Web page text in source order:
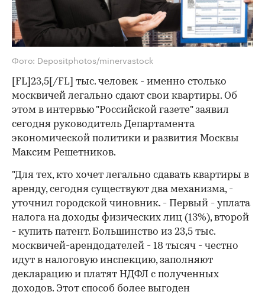
Фото: Depositphotos/minervastock
[FL]23,5[/FL] тыс. человек - именно столько
москвичей легально сдают свои квартиры. Об
этом в интервью "Российской газете" заявил
сегодня руководитель Департамента
экономической политики и развития Москвы
Максим Решетников.
"Для тех, кто хочет легально сдавать квартиры в
аренду, сегодня существуют два механизма, -
уточнил городской чиновник. - Первый - уплата
налога на доходы физических лиц (13%), второй
- купить патент. Большинство из 23,5 тыс.
москвичей-арендодателей - 18 тысяч - честно
идут в налоговую инспекцию, заполняют
декларацию и платят НДФЛ с полученных
доходов. Этот способ более выгоден